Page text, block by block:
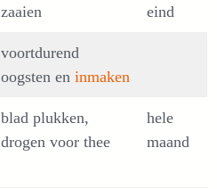
zaaien eind
voortdurend
oogsten en inmaken
blad plukken,
drogen voor thee
hele
maand